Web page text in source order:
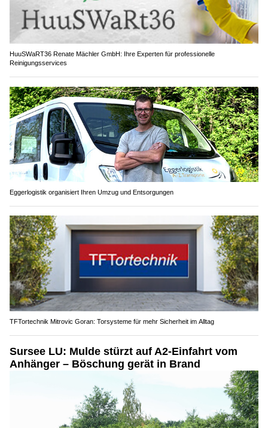
HuuSWaRT36 Renate Mächler GmbH: Ihre Experten für professionelle
Reinigungsservices
Eggerlogistik organisiert Ihren Umzug und Entsorgungen
TFTortechnik Mitrovic Goran: Torsysteme für mehr Sicherheit im Alltag
Sursee LU: Mulde stürzt auf A2-Einfahrt vom
Anhänger – Böschung gerät in Brand